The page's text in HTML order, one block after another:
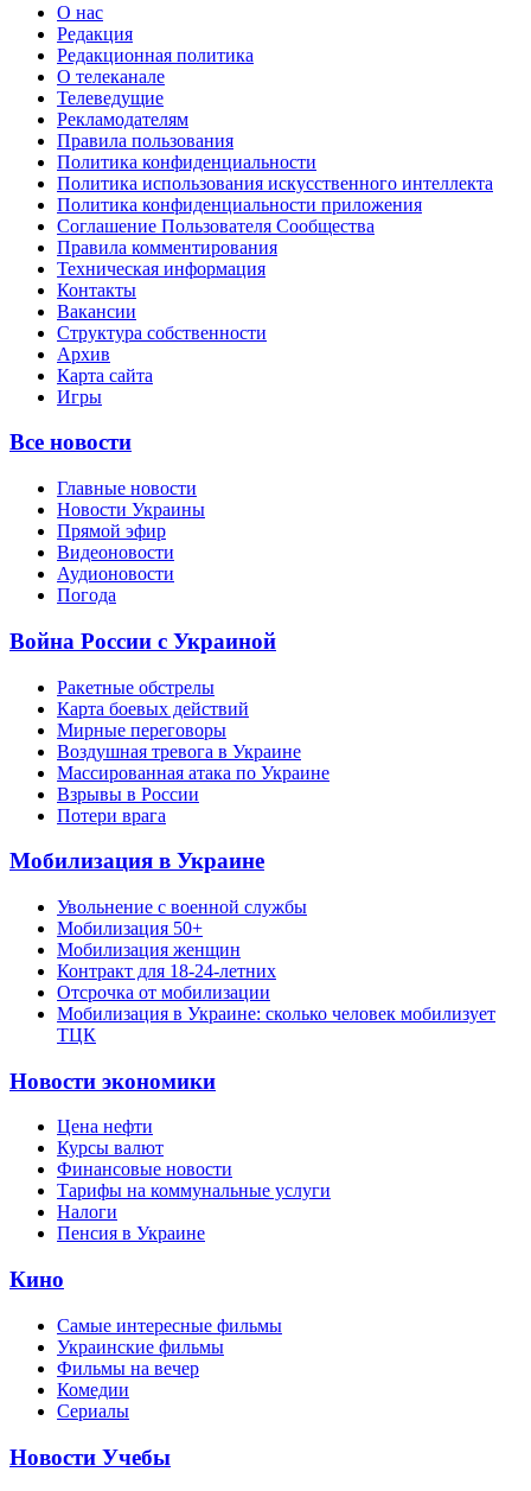
О нас
Редакция
Редакционная политика
О телеканале
Телеведущие
Рекламодателям
Правила пользования
Политика конфиденциальности
Политика использования искусственного интеллекта
Политика конфиденциальности приложения
Соглашение Пользователя Сообщества
Правила комментирования
Техническая информация
Контакты
Вакансии
Структура собственности
Архив
Карта сайта
Игры
Все новости
Главные новости
Новости Украины
Прямой эфир
Видеоновости
Аудионовости
Погода
Война России с Украиной
Ракетные обстрелы
Карта боевых действий
Мирные переговоры
Воздушная тревога в Украине
Массированная атака по Украине
Взрывы в России
Потери врага
Мобилизация в Украине
Увольнение с военной службы
Мобилизация 50+
Мобилизация женщин
Контракт для 18-24-летних
Отсрочка от мобилизации
Мобилизация в Украине: сколько человек мобилизует
ТЦК
Новости экономики
Цена нефти
Курсы валют
Финансовые новости
Тарифы на коммунальные услуги
Налоги
Пенсия в Украине
Кино
Самые интересные фильмы
Украинские фильмы
Фильмы на вечер
Комедии
Сериалы
Новости Учебы